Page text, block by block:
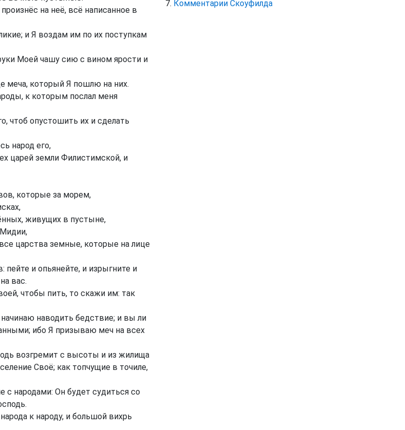
на неё, всё написанное в
и Я воздам им по их поступкам
Моей чашу сию с вином ярости и
меча, который Я пошлю на них.
к которым послал меня
чтоб опустошить их и сделать
народ его,
царей земли Филистимской, и
которые за морем,
живущих в пустыне,
царства земные, которые на лице
и опьянейте, и изрыгните и
вас.
чтобы пить, то скажи им: так
наводить бедствие; и вы ли
ибо Я призываю меч на всех
возгремит с высоты и из жилища
Своё; как топчущие в точиле,
с народами: Он будет судиться со
к народу, и большой вихрь
Комментарии Скоуфилда